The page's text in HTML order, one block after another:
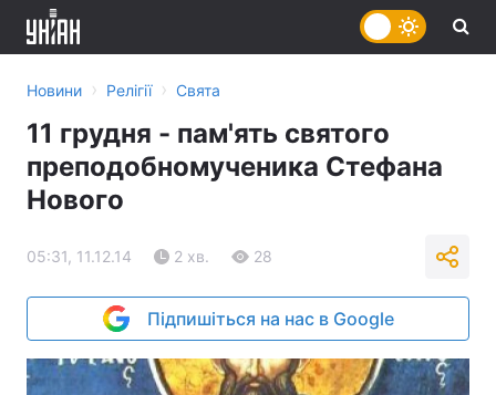
Новини › Релігії › Свята
11 грудня - пам'ять святого
преподобномученика Стефана
Нового
05:31, 11.12.14 2 хв. 28
Підпишіться на нас в Google